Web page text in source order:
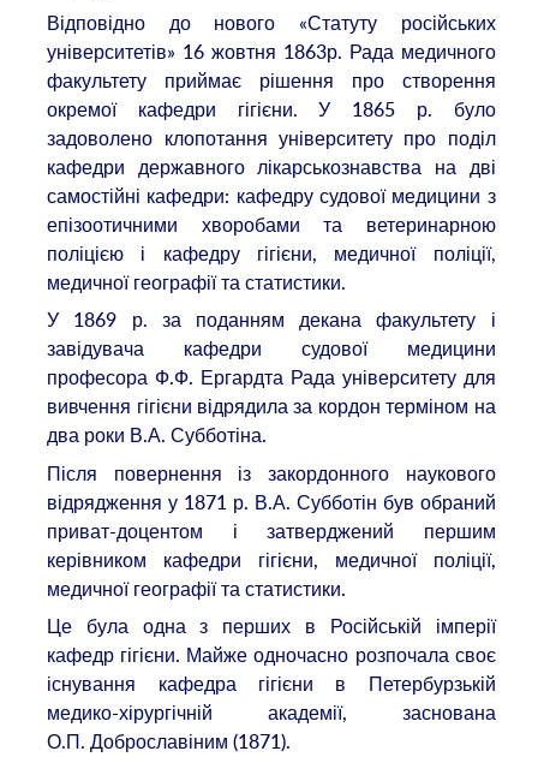
Відповідно до нового «Статуту російських
університетів» 16 жовтня 1863р. Рада медичного
факультету приймає рішення про створення
окремої кафедри гігієни. У 1865 р. було
задоволено клопотання університету про поділ
кафедри державного лікарськознавства на дві
самостійні кафедри: кафедру судової медицини з
епізоотичними хворобами та ветеринарною
поліцією і кафедру гігієни, медичної поліції,
медичної географії та статистики.
У 1869 р. за поданням декана факультету і
завідувача кафедри судової медицини
професора Ф.Ф. Ергардта Рада університету для
вивчення гігієни відрядила за кордон терміном на
два роки В.А. Субботіна.
Після повернення із закордонного наукового
відрядження у 1871 р. В.А. Субботін був обраний
приват-доцентом і затверджений першим
керівником кафедри гігієни, медичної поліції,
медичної географії та статистики.
Це була одна з перших в Російській імперії
кафедр гігієни. Майже одночасно розпочала своє
існування кафедра гігієни в Петербурзькій
медико-хірургічній академії, заснована
О.П. Доброславіним (1871).